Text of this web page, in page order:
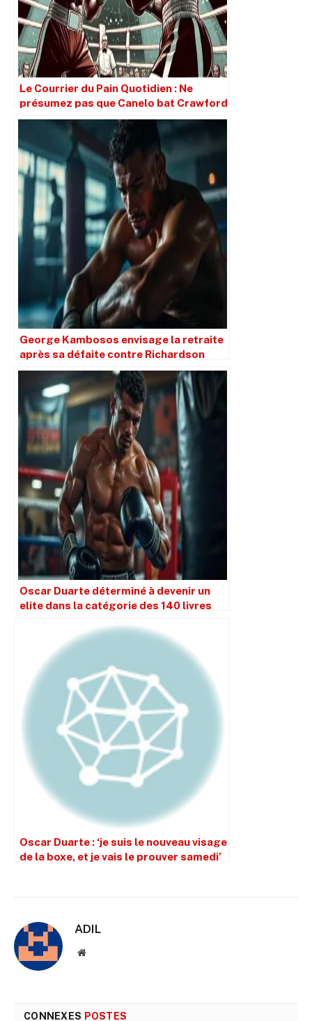
Le Courrier du Pain Quotidien : Ne
présumez pas que Canelo bat Crawford
simplement parce qu’il est plus grand.
George Kambosos envisage la retraite
après sa défaite contre Richardson
Hitchins
Oscar Duarte déterminé à devenir un
elite dans la catégorie des 140 livres
Oscar Duarte : ‘je suis le nouveau visage
de la boxe, et je vais le prouver samedi’
ADIL
Site
CONNEXES POSTES